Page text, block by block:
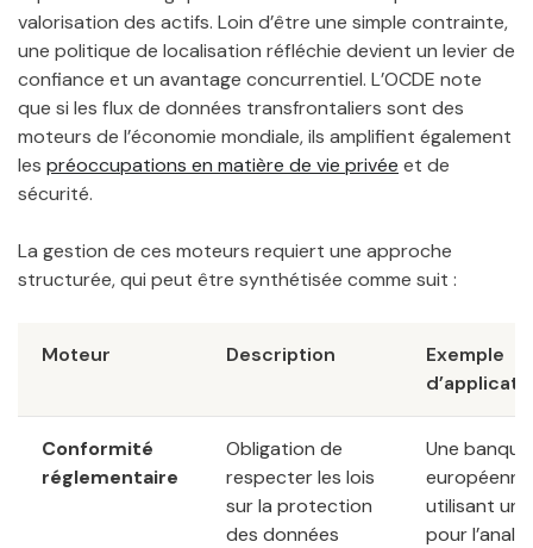
valorisation des actifs. Loin d’être une simple contrainte,
une politique de localisation réfléchie devient un levier de
confiance et un avantage concurrentiel. L’OCDE note
que si les flux de données transfrontaliers sont des
moteurs de l’économie mondiale, ils amplifient également
les préoccupations en matière de vie privée et de
sécurité.
La gestion de ces moteurs requiert une approche
structurée, qui peut être synthétisée comme suit :
Moteur Description
Exemple
Conformité
réglementaire
Obligation de
respecter les lois
sur la protection
des données
Une banque
européenne
utilisant
pour